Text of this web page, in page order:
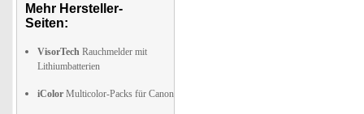
Mehr Hersteller-
Seiten:
VisorTech Rauchmelder mit
Lithiumbatterien
iColor Multicolor-Packs für Canon